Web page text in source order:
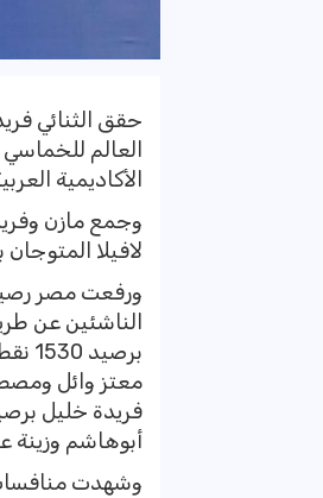
حقق الثنائي
الأكاديمية
لافيلا المتوجان بالذهبية برصيد 1358
معتز وائل
أبوهاشم وزينة عامر ب 1241 نقطة، في